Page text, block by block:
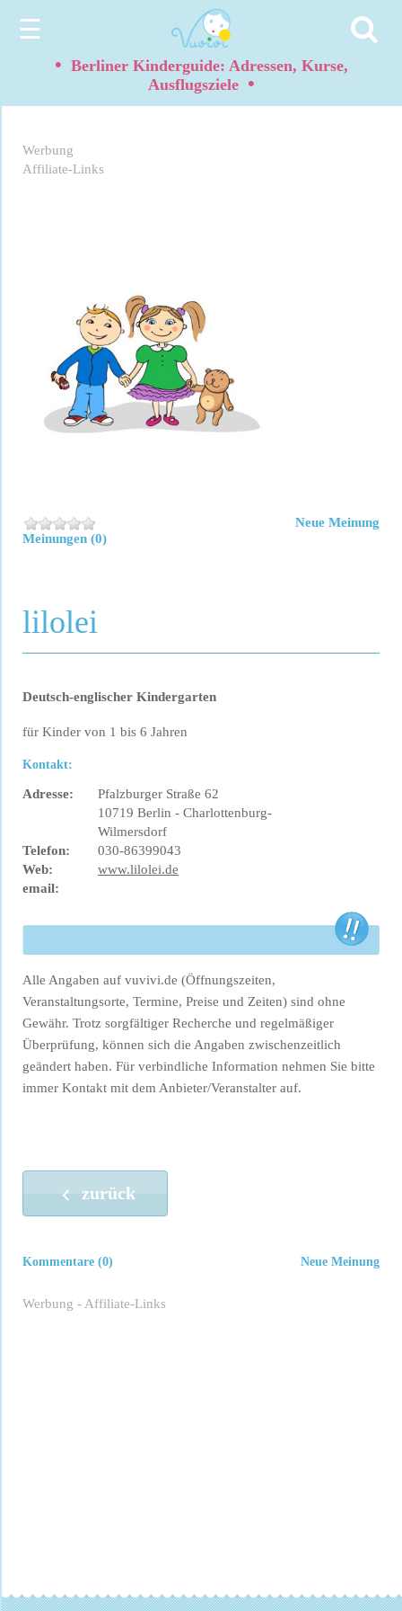
☰
• Berliner Kinderguide: Adressen, Kurse,
Ausflugsziele •
Werbung
Affiliate-Links
Meinungen (0)
Neue Meinung
lilolei
Deutsch-englischer Kindergarten
für Kinder von 1 bis 6 Jahren
Kontakt:
Adresse:
Pfalzburger Straße 62
10719 Berlin - Charlottenburg-
Wilmersdorf
Telefon:
030-86399043
Web:
www.lilolei.de
email:
Alle Angaben auf vuvivi.de (Öffnungszeiten,
Veranstaltungsorte, Termine, Preise und Zeiten) sind ohne
Gewähr. Trotz sorgfältiger Recherche und regelmäßiger
Überprüfung, können sich die Angaben zwischenzeitlich
geändert haben. Für verbindliche Information nehmen Sie bitte
immer Kontakt mit dem Anbieter/Veranstalter auf.
zurück
Neue Meinung
Kommentare (0)
Werbung - Affiliate-Links